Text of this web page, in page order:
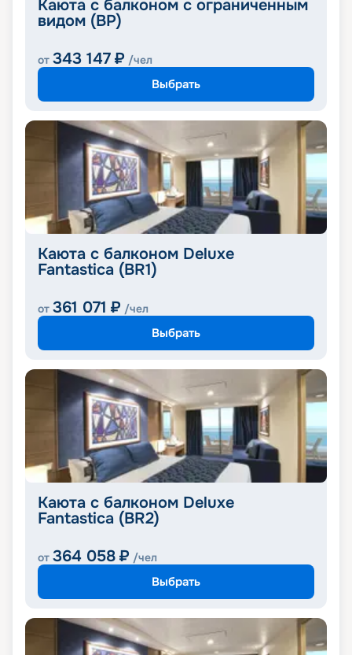
Каюта с балконом с ограниченным
видом (BP)
от 343 147 ₽ /чел
Выбрать
Каюта с балконом Deluxe
Fantastica (BR1)
от 361 071 ₽ /чел
Выбрать
Каюта с балконом Deluxe
Fantastica (BR2)
от 364 058 ₽ /чел
Выбрать